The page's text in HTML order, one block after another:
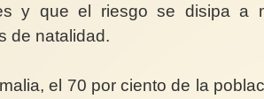
y que el riesgo se disipa a
de natalidad.
el 70 por ciento de la